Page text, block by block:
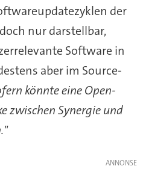
der
nur darstellbar,
Software in
aber im Source-
könnte eine Open-
zwischen Synergie und